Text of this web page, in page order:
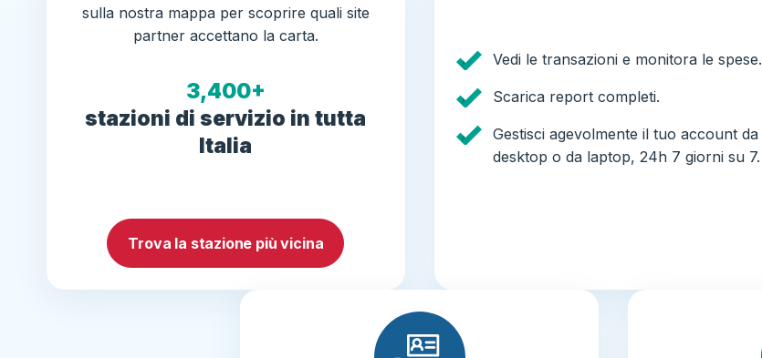
sulla nostra mappa per scoprire quali site
partner accettano la carta.
3,400+
stazioni di servizio in tutta
Italia
Trova la stazione più vicina
Vedi le transazioni e monitora le spese.
Scarica report completi.
Gestisci agevolmente il tuo account da
desktop o da laptop, 24h 7 giorni su 7.